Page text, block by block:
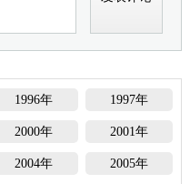
1996年 1997年
2000年 2001年
2004年 2005年